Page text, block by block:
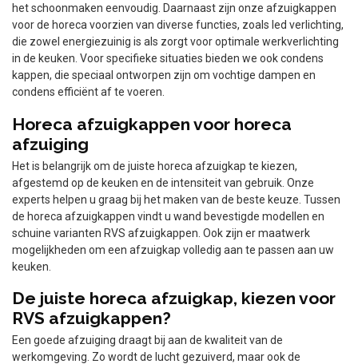
het schoonmaken eenvoudig. Daarnaast zijn onze afzuigkappen
voor de horeca voorzien van diverse functies, zoals led verlichting,
die zowel energiezuinig is als zorgt voor optimale werkverlichting
in de keuken. Voor specifieke situaties bieden we ook condens
kappen, die speciaal ontworpen zijn om vochtige dampen en
condens efficiënt af te voeren.
Horeca afzuigkappen voor horeca
afzuiging
Het is belangrijk om de juiste horeca afzuigkap te kiezen,
afgestemd op de keuken en de intensiteit van gebruik. Onze
experts helpen u graag bij het maken van de beste keuze. Tussen
de horeca afzuigkappen vindt u wand bevestigde modellen en
schuine varianten RVS afzuigkappen. Ook zijn er maatwerk
mogelijkheden om een afzuigkap volledig aan te passen aan uw
keuken.
De juiste horeca afzuigkap, kiezen voor
RVS afzuigkappen?
Een goede afzuiging draagt bij aan de kwaliteit van de
werkomgeving. Zo wordt de lucht gezuiverd, maar ook de